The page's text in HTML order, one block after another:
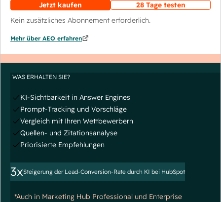
Jetzt kaufen
28 Tage testen
Kein zusätzliches Abonnement erforderlich.
Mehr über AEO erfahren
WAS ERHALTEN SIE?
KI-Sichtbarkeit in Answer Engines
Prompt-Tracking und Vorschläge
Vergleich mit Ihren Wettbewerbern
Quellen- und Zitationsanalyse
Priorisierte Empfehlungen
3xSteigerung der Lead-Conversion-Rate durch KI bei HubSpot
*Auch in Marketing Hub Professional und Enterprise